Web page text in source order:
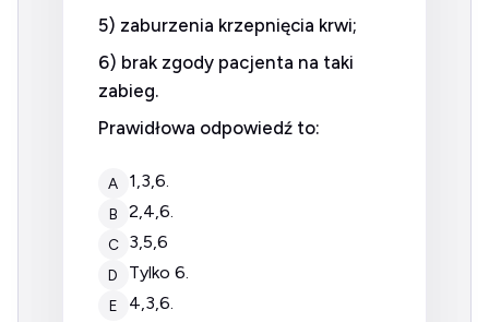
5) zaburzenia krzepnięcia krwi;
6) brak zgody pacjenta na taki
zabieg.
Prawidłowa odpowiedź to:
A 1,3,6.
B 2,4,6.
C 3,5,6
D tylko 6.
E 4,3,6.